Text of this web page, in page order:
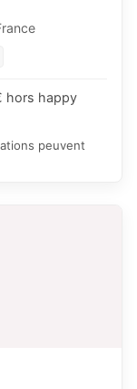
hors happy
peuvent